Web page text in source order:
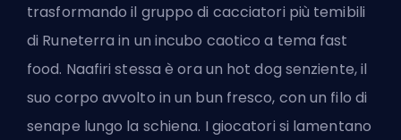
trasformando il gruppo di cacciatori più temibili
di Runeterra in un incubo caotico a tema fast
food. Naafiri stessa è ora un hot dog senziente, il
suo corpo avvolto in un bun fresco, con un filo di
senape lungo la schiena. I giocatori si lamentano